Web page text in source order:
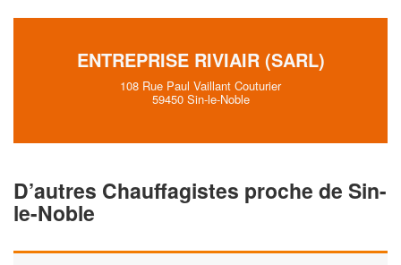
ENTREPRISE RIVIAIR (SARL)
108 Rue Paul Vaillant Couturier
59450 Sin-le-Noble
D’autres Chauffagistes proche de Sin-
le-Noble